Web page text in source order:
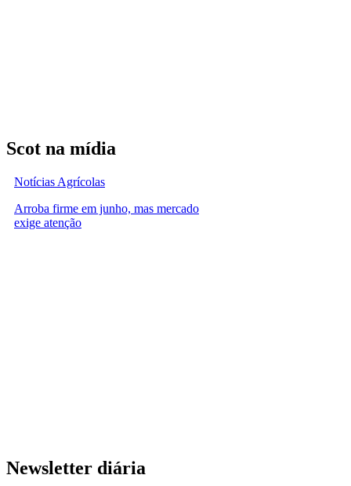
Scot na mídia
Notícias Agrícolas
Arroba firme em junho, mas mercado
exige atenção
Newsletter diária